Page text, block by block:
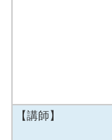
【講師】